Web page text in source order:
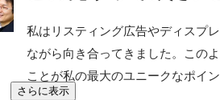
私はリスティング広告やディスプ
ながら向き合ってきました。この
ことが私の最大のユニークなポイ
さらに表示